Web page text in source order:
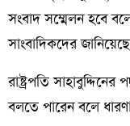
সংবাদ সম্মেলন হবে
সাংবাদিকদের
রাষ্ট্রপতি
বলতে পারেন বলে